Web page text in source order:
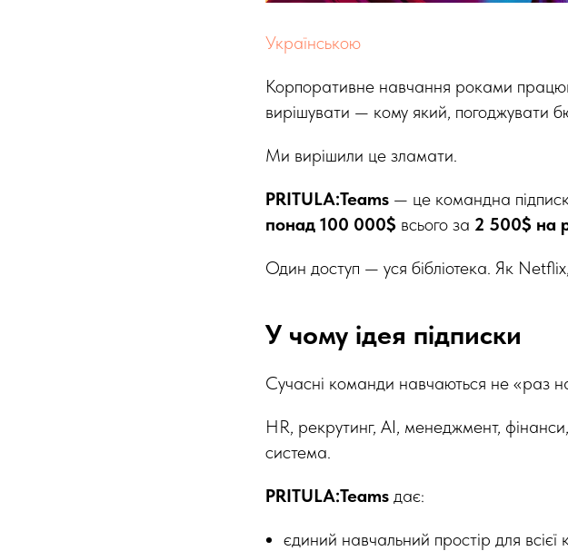
Українською
Корпоративне навчання роками
вирішувати — кому який, погоджувати
Ми вирішили це зламати.
PRITULA:Teams — це командна
понад 100 000$ всього за 2 500$ на
Один доступ — уся бібліотека. Як Netflix,
У чому ідея підписки
Сучасні команди навчаються не «раз
HR, рекрутинг, AI, менеджмент,
система.
PRITULA:Teams дає:
єдиний навчальний простір для всієї